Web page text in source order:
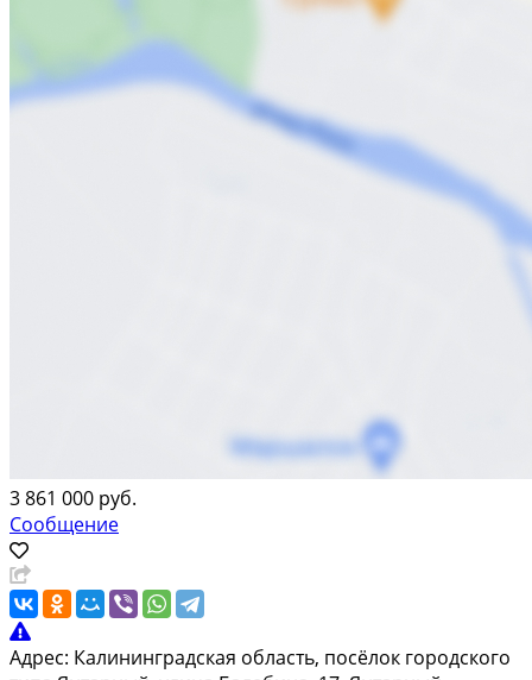
3 861 000 руб.
Сообщение
Адрес: Калининградская область, посёлок городского